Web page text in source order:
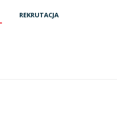
REKRUTACJA